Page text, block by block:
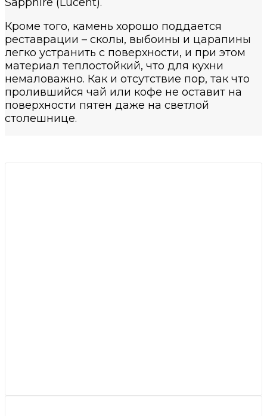
Кроме того, камень хорошо поддается
реставрации – сколы, выбоины и царапины
легко устранить с поверхности, и при этом
материал теплостойкий, что для кухни
немаловажно. Как и отсутствие пор, так что
пролившийся чай или кофе не оставит на
поверхности пятен даже на светлой
столешнице.